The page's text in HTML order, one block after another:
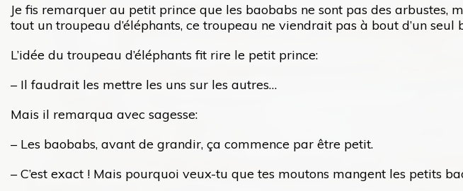
Je fis remarquer au petit prince que les baobabs ne sont pas des
tout un troupeau d’éléphants, ce troupeau ne viendrait pas à bout d’un seul
L’idée du troupeau d’éléphants fit rire le petit prince:
– Il faudrait les mettre les uns sur les autres…
Mais il remarqua avec sagesse:
– Les baobabs, avant de grandir, ça commence par être petit.
– C’est exact ! Mais pourquoi veux-tu que tes moutons mangent les petits